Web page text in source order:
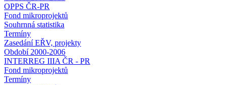
OPPS ČR-PR
Fond mikroprojektů
Souhrnná statistika
Termíny
Zasedání EŘV, projekty
Období 2000-2006
INTERREG IIIA ČR - PR
Fond mikroprojektů
Termíny